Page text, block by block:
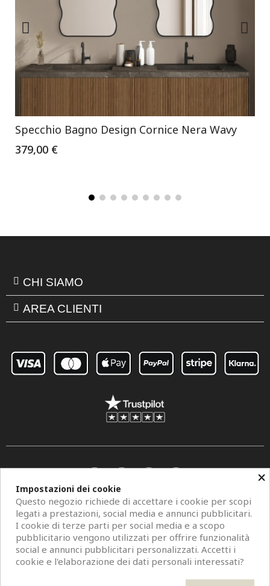
Specchio Bagno Design Cornice Nera Wavy
379,00 €
CHI SIAMO
AREA CLIENTI
Copyright © 2026 Centro Specchi. Mestre (Venezia) P.IVA 04962320273.
×
Impostazioni dei cookie
Questo negozio richiede di accettare i cookie per scopi
legati a prestazioni, social media e annunci pubblicitari.
I cookie di terze parti per social media e a scopo
pubblicitario vengono utilizzati per offrire funzionalità
social e annunci pubblicitari personalizzati. Accetti i
cookie e l'elaborazione dei dati personali interessati?